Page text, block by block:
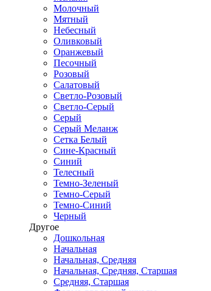
Молочный
Мятный
Небесный
Оливковый
Оранжевый
Песочный
Розовый
Салатовый
Светло-Розовый
Светло-Серый
Серый
Серый Меланж
Сетка Белый
Сине-Красный
Синий
Телесный
Темно-Зеленый
Темно-Серый
Темно-Синий
Черный
Другое
Дошкольная
Начальная
Начальная, Средняя
Начальная, Средняя, Старшая
Средняя, Старшая